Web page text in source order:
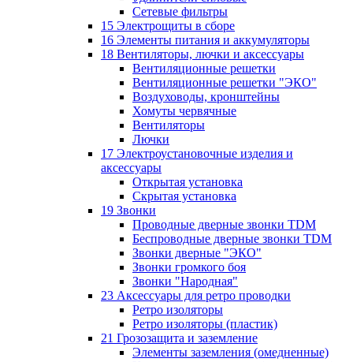
Сетевые фильтры
15 Электрощиты в сборе
16 Элементы питания и аккумуляторы
18 Вентиляторы, лючки и аксессуары
Вентиляционные решетки
Вентиляционные решетки "ЭКО"
Воздуховоды, кронштейны
Хомуты червячные
Вентиляторы
Лючки
17 Электроустановочные изделия и
аксессуары
Открытая установка
Скрытая установка
19 Звонки
Проводные дверные звонки TDM
Беспроводные дверные звонки TDM
Звонки дверные "ЭКО"
Звонки громкого боя
Звонки "Народная"
23 Аксессуары для ретро проводки
Ретро изоляторы
Ретро изоляторы (пластик)
21 Грозозащита и заземление
Элементы заземления (омедненные)